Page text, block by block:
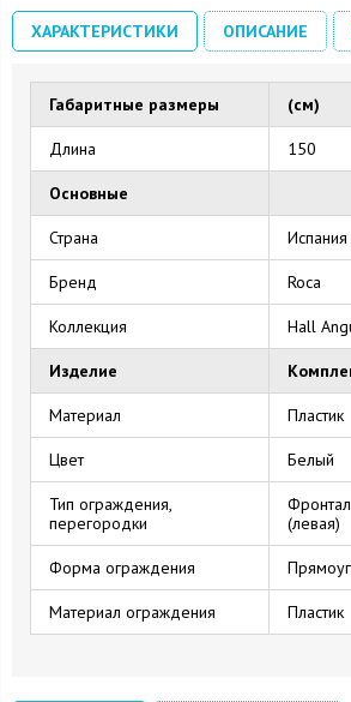
ХАРАКТЕРИСТИКИ ОПИСАНИЕ
Габаритные размеры (см)
Длина 150
Основные
Страна Испания
Бренд Roca
Коллекция Hall
Изделие
Материал Пластик
Цвет Белый
Тип ограждения,
перегородки
(левая)
Форма ограждения
Материал ограждения Пластик